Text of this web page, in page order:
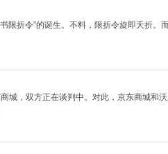
折令”的诞生。不料，限折令旋即夭折。
，双方正在谈判中。对此，京东商城和